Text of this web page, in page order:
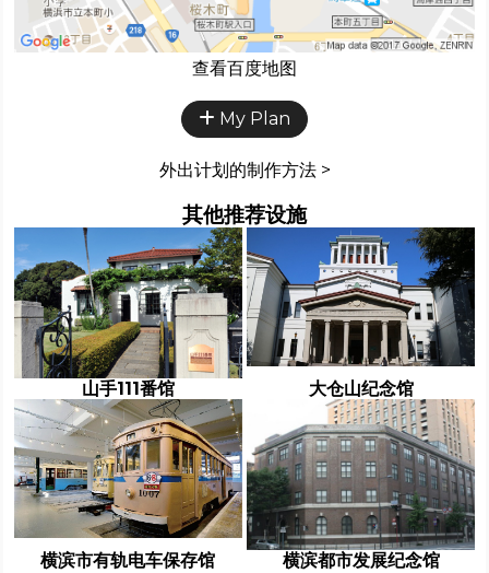
查看百度地图
My Plan
外出计划的制作方法 >
其他推荐设施
山手111番馆 大仓山纪念馆
横滨市有轨电车保存馆 横滨都市发展纪念馆